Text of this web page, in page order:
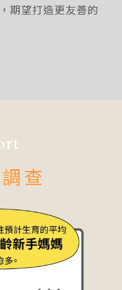
期望打造更友善的
查